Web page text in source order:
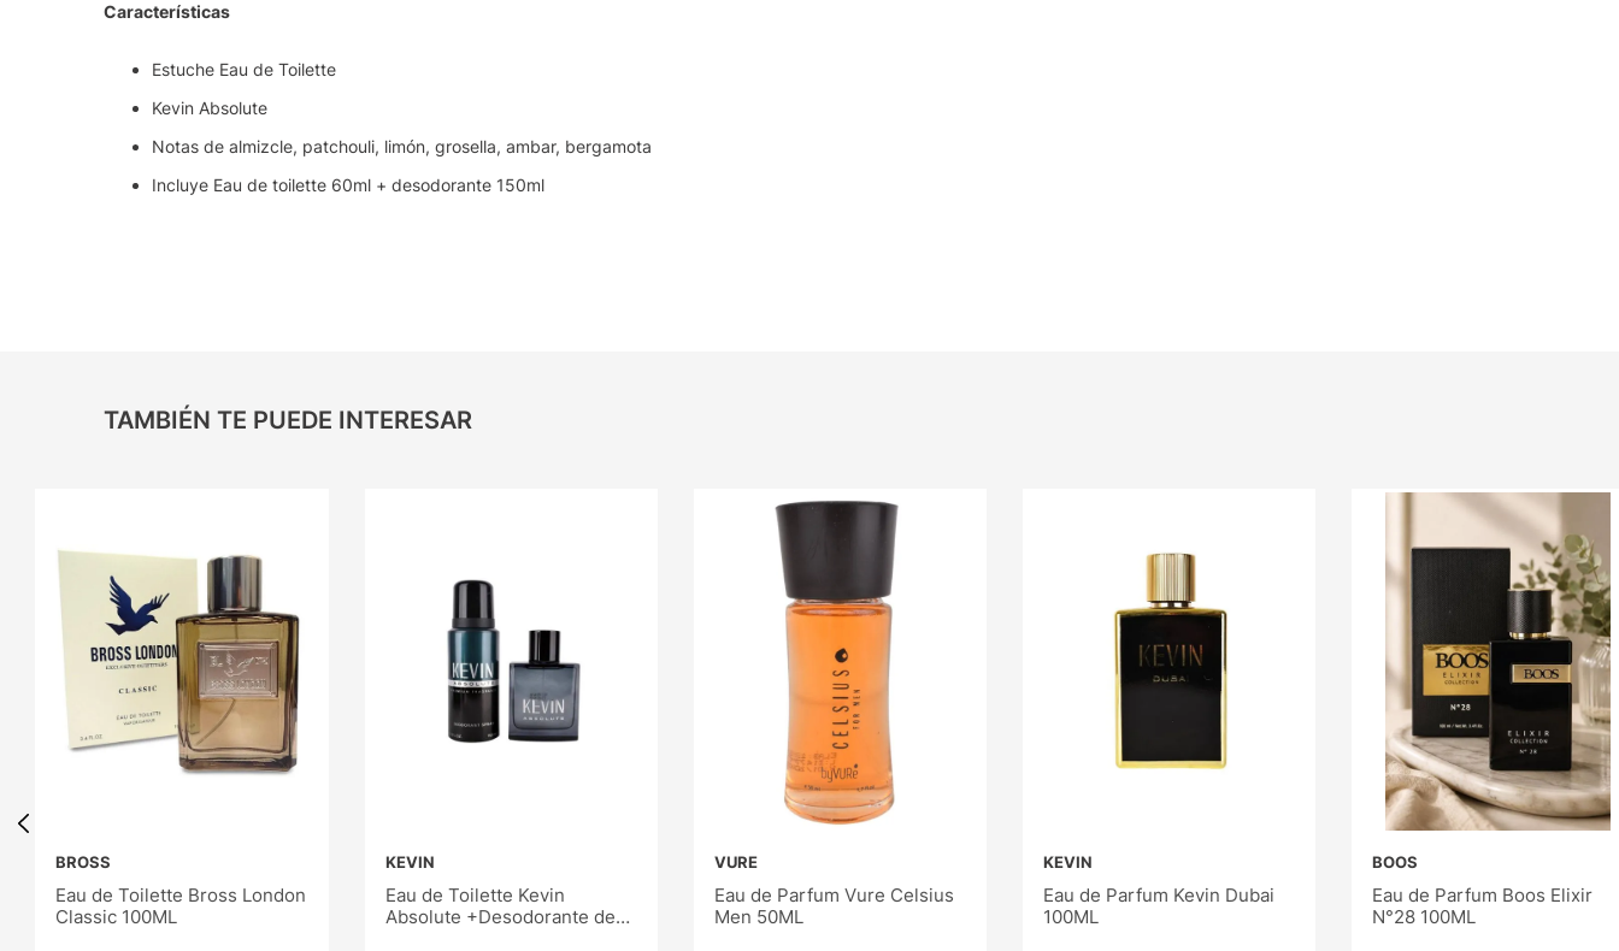
Características
Estuche Eau de Toilette
Kevin Absolute
Notas de almizcle, patchouli, limón, grosella, ambar, bergamota
Incluye Eau de toilette 60ml + desodorante 150ml
TAMBIÉN TE PUEDE INTERESAR
BROSS
Eau de Toilette Bross London
Classic 100ML
KEVIN
Eau de Toilette Kevin
Absolute +Desodorante de
VURE
Eau de Parfum Vure Celsius
Men 50ML
KEVIN
Eau de Parfum Kevin Dubai
100ML
BOOS
Eau de Parfum Boos Elixir
N°28 100ML